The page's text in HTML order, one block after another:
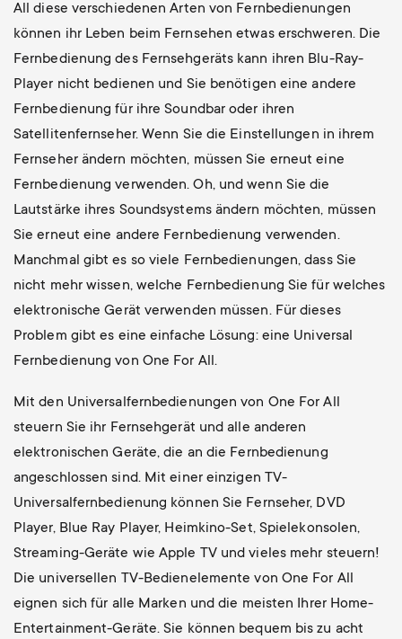
All diese verschiedenen Arten von Fernbedienungen
können ihr Leben beim Fernsehen etwas erschweren. Die
Fernbedienung des Fernsehgeräts kann ihren Blu-Ray-
Player nicht bedienen und Sie benötigen eine andere
Fernbedienung für ihre Soundbar oder ihren
Satellitenfernseher. Wenn Sie die Einstellungen in ihrem
Fernseher ändern möchten, müssen Sie erneut eine
Fernbedienung verwenden. Oh, und wenn Sie die
Lautstärke ihres Soundsystems ändern möchten, müssen
Sie erneut eine andere Fernbedienung verwenden.
Manchmal gibt es so viele Fernbedienungen, dass Sie
nicht mehr wissen, welche Fernbedienung Sie für welches
elektronische Gerät verwenden müssen. Für dieses
Problem gibt es eine einfache Lösung: eine Universal
Fernbedienung von One For All.
Mit den Universalfernbedienungen von One For All
steuern Sie ihr Fernsehgerät und alle anderen
elektronischen Geräte, die an die Fernbedienung
angeschlossen sind. Mit einer einzigen TV-
Universalfernbedienung können Sie Fernseher, DVD
Player, Blue Ray Player, Heimkino-Set, Spielekonsolen,
Streaming-Geräte wie Apple TV und vieles mehr steuern!
Die universellen TV-Bedienelemente von One For All
eignen sich für alle Marken und die meisten Ihrer Home-
Entertainment-Geräte. Sie können bequem bis zu acht